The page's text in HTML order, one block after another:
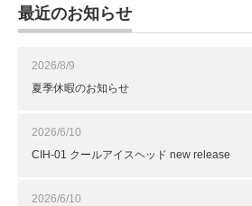
最近のお知らせ
2026/8/9
夏季休暇のお知らせ
2026/6/10
CIH-01 クールアイスヘッド new release
2026/6/10